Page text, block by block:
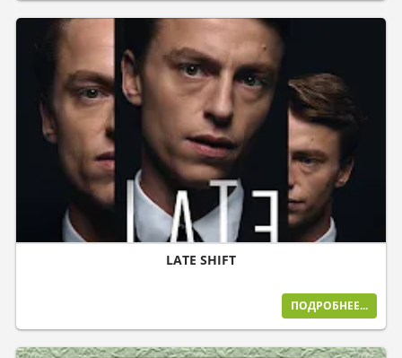
LATE SHIFT
ПОДРОБНЕЕ...